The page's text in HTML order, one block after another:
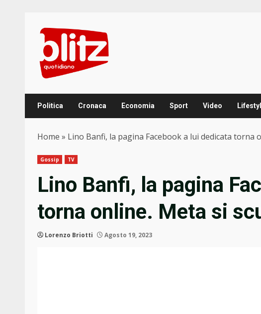
content
Politica Cronaca Economia Sport Video
Home » Lino Banfi, la pagina Facebook a lui dedicata torna
Gossip TV
Lino Banfi, la pagina
torna online. Meta si
Lorenzo Briotti Agosto 19, 2023